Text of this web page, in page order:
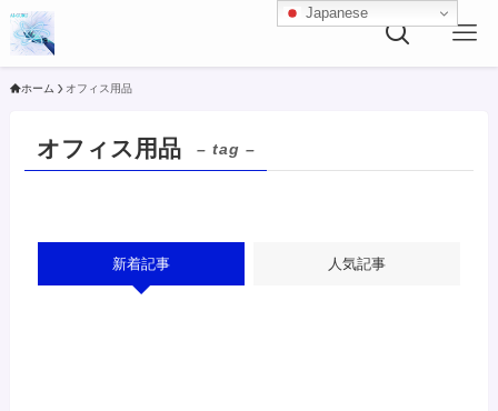
ホーム オフィス用品
オフィス用品 – tag –
新着記事 人気記事
Japanese